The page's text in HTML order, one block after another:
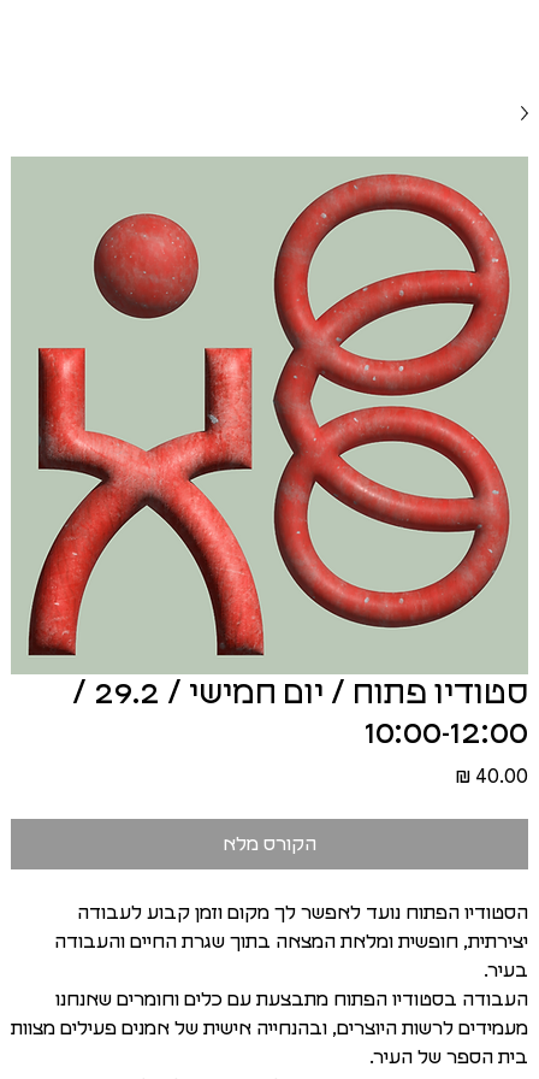
סטודיו פתוח / יום חמישי / 29.2 /
10:00-12:00
מחיר
הקורס מלא
הסטודיו הפתוח נועד לאפשר לך מקום וזמן קבוע לעבודה
יצירתית, חופשית ומלאת המצאה בתוך שגרת החיים והעבודה
בעיר.
העבודה בסטודיו הפתוח מתבצעת עם כלים וחומרים שאנחנו
מעמידים לרשות היוצרים, ובהנחייה אישית של אמנים פעילים מצוות
בית הספר של העיר.